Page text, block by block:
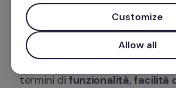
personale?
Analizziamo le caratteristiche
software e scopriamo quale
termini di funzionalità, facilità
Customize
Allow all